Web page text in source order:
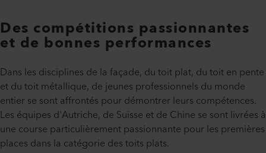
Des compétitions passionnantes
et de bonnes performances
Dans les disciplines de la façade, du toit plat, du toit en pente
et du toit métallique, de jeunes professionnels du monde
entier se sont affrontés pour démontrer leurs compétences.
Les équipes d'Autriche, de Suisse et de Chine se sont livrées à
une course particulièrement passionnante pour les premières
places dans la catégorie des toits plats.